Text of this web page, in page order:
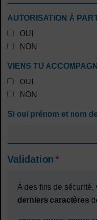
AUTORISATION À
OUI
NON
VIENS TU
OUI
NON
Si oui prénom et nom
Validation*
À des fins de
derniers caractères